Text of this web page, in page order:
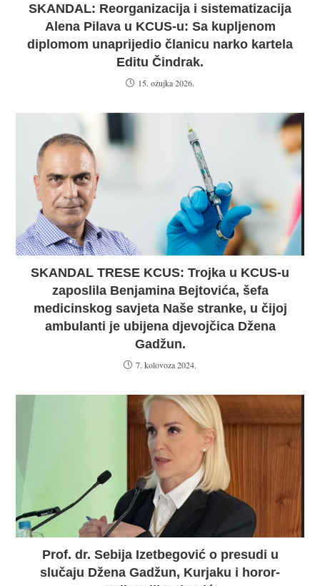
SKANDAL: Reorganizacija i sistematizacija
Alena Pilava u KCUS-u: Sa kupljenom
diplomom unaprijedio članicu narko kartela
Editu Čindrak.
15. ožujka 2026.
SKANDAL TRESE KCUS: Trojka u KCUS-u
zaposlila Benjamina Bejtovića, šefa
medicinskog savjeta Naše stranke, u čijoj
ambulanti je ubijena djevojčica Džena
Gadžun.
7. kolovoza 2024.
Prof. dr. Sebija Izetbegović o presudi u
slučaju Džena Gadžun, Kurjaku i horor-